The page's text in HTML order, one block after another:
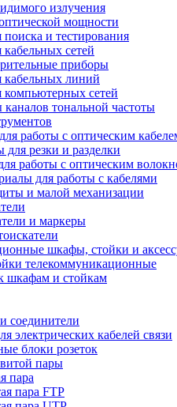
излучения
мощности
и тестирования
сетей
приборы
линий
сетей
тональной частоты
работы с оптическим
резки и разделки
работы с оптическим
для работы с кабелями
и малой механизации
и маркеры
телекоммуникационные
шкафам и стойкам
соединители
электрических кабелей связи
блоки розеток
пары
пара
пара FTP